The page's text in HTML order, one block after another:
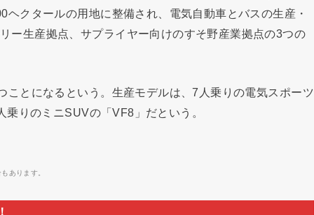
ヘクタールの用地に整備され、電気自動車とバスの生産・
ー生産拠点、サプライヤー向けのすそ野産業拠点の3つの
ことになるという。生産モデルは、7人乗りの電気スポーツ
りのミニSUVの「VF8」だという。
あります。